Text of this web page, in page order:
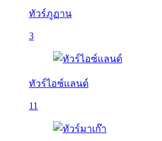
ทัวร์ภูฏาน
3
ทัวร์ไอซ์แลนด์
11